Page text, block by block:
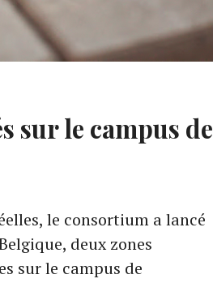
sur le campus de
le consortium a lancé
deux zones
sur le campus de